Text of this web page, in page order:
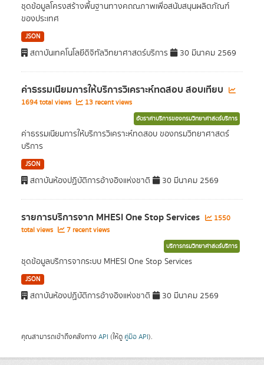
ชุดข้อมูลโครงสร้างพื้นฐานทางคถณภาพเพื่อสนับสนุนผลิตภัณฑ์
ของประเทศ
JSON
สถาบันเทคโนโลยีดิจิทัลวิทยาศาสตร์บริการ 30 มีนาคม 2569
ค่าธรรมเนียมการให้บริการวิเคราะห์ทดสอบ สอบเทียบ
1694 total views 13 recent views
อัตราค่าบริการของกรมวิทยาศาสตร์บริการ
ค่าธรรมเนียมการให้บริการวิเคราะห์ทดสอบ ของกรมวิทยาศาสตร์
บริการ
JSON
สถาบันห้องปฏิบัติการอ้างอิงแห่งชาติ 30 มีนาคม 2569
รายการบริการจาก MHESI One Stop Services
1550
total views
7 recent views
บริการกรมวิทยาศาสตร์บริการ
ชุดข้อมูลบริการจากระบบ MHESI One Stop Services
JSON
สถาบันห้องปฏิบัติการอ้างอิงแห่งชาติ 30 มีนาคม 2569
คุณสามารถเข้าถึงคลังทาง API (ให้ดู คู่มือ API).